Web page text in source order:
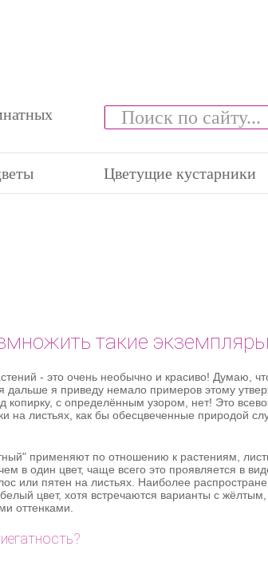
Цветущие кустарники
такие
- это очень необычно и красиво! Думаю,
дальше я приведу немало примеров этому
копирку, с определённым узором, нет! Это
на листьях, как бы обесцвеченные природой
применяют по отношению к растениям,
в один цвет, чаще всего это проявляется в
или пятен на листьях. Наиболее
цвет, хотя встречаются варианты с жёлтым,
оттенками.